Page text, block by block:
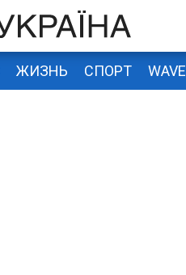
ЖИЗНЬ СПОРТ WAVE